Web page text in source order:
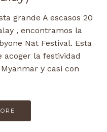
grande A escasos 20
, encontramos la
Nat Festival. Esta
acoger la festividad
y casi con